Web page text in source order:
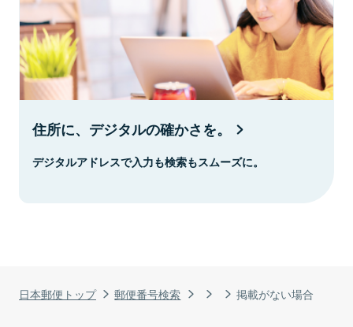
日本郵便トップ 郵便番号検索 掲載がない場合
住所に、デジタルの確かさを。
デジタルアドレスで入力も検索もスムーズに。